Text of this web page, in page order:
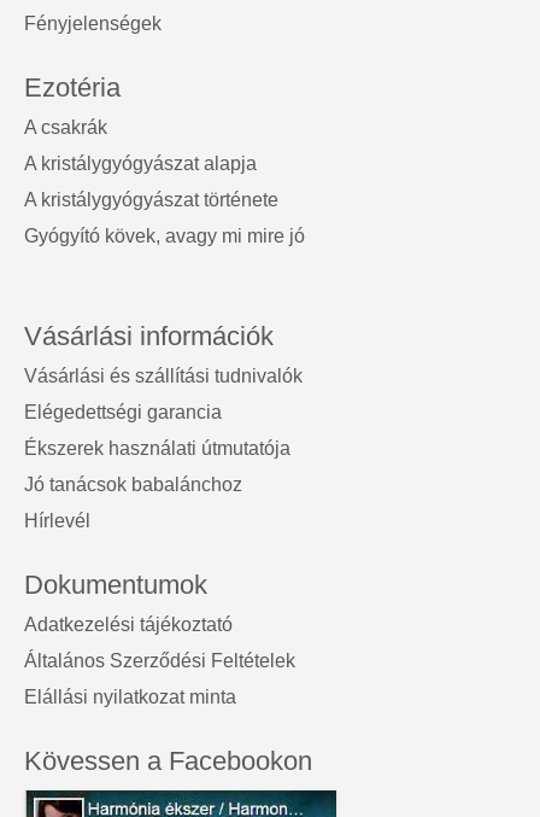
Fényjelenségek
Ezotéria
A csakrák
A kristálygyógyászat alapja
A kristálygyógyászat története
Gyógyító kövek, avagy mi mire jó
Vásárlási információk
Vásárlási és szállítási tudnivalók
Elégedettségi garancia
Ékszerek használati útmutatója
Jó tanácsok babalánchoz
Hírlevél
Dokumentumok
Adatkezelési tájékoztató
Általános Szerződési Feltételek
Elállási nyilatkozat minta
Kövessen a Facebookon